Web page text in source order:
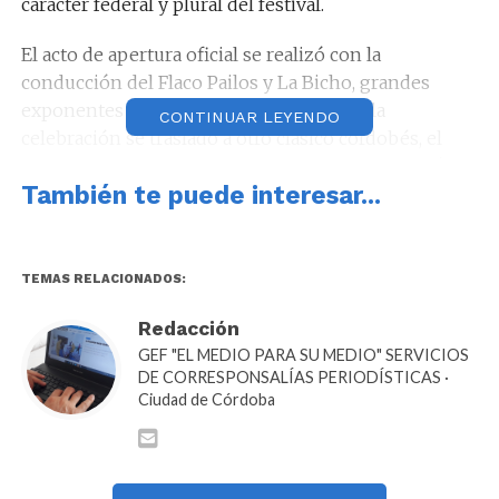
El acto de apertura oficial se realizó con la
conducción del Flaco Pailos y La Bicho, grandes
exponentes del humor cordobés. Luego la
celebración se trasladó a otro clásico cordobés, el
los humoristas Adrián Gómez, Fabiana García,
Lewit entre otros.
CONTINUAR LEYENDO
También te puede interesar...
TEMAS RELACIONADOS:
Redacción
GEF "EL MEDIO PARA SU MEDIO" SERVICIOS
DE CORRESPONSALÍAS PERIODÍSTICAS ·
Ciudad de Córdoba